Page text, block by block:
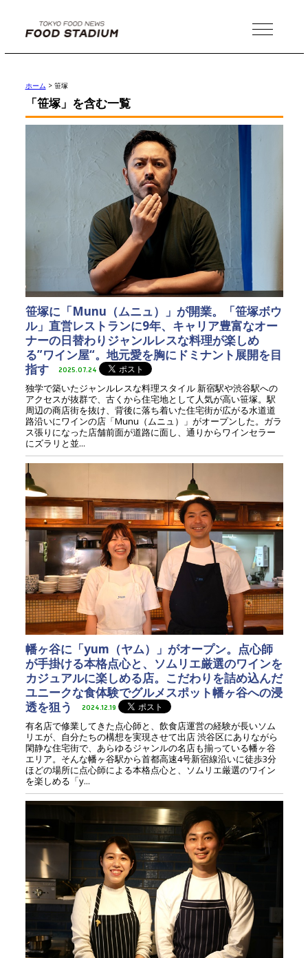
MENU
ホーム > 笹塚
「笹塚」を含む一覧
笹塚に「Munu（ムニュ）」が開業。「笹塚ボウ
ル」直営レストランに9年、キャリア豊富なオー
ナーの日替わりジャンルレスな料理が楽しめ
る”ワイン屋“。地元愛を胸にドミナント展開を目
指す
2025.07.24
独学で築いたジャンルレスな料理スタイル 新宿駅や渋谷駅への
アクセスが抜群で、古くから住宅地として人気が高い笹塚。駅
周辺の商店街を抜け、背後に落ち着いた住宅街が広がる水道道
路沿いにワインの店「Munu（ムニュ）」がオープンした。ガラ
ス張りになった店舗前面が道路に面し、通りからワインセラー
にズラリと並...
幡ヶ谷に「yum（ヤム）」がオープン。点心師
が手掛ける本格点心と、ソムリエ厳選のワインを
カジュアルに楽しめる店。こだわりを詰め込んだ
ユニークな食体験でグルメスポット幡ヶ谷への浸
透を狙う
2024.12.19
有名店で修業してきた点心師と、飲食店運営の経験が長いソム
リエが、自分たちの構想を実現させて出店 渋谷区にありながら
閑静な住宅街で、あらゆるジャンルの名店も揃っている幡ヶ谷
エリア。そんな幡ヶ谷駅から首都高速4号新宿線沿いに徒歩3分
ほどの場所に点心師による本格点心と、ソムリエ厳選のワイン
を楽しめる「y...